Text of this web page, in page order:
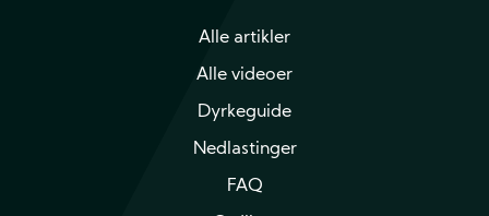
Alle artikler
Alle videoer
Dyrkeguide
Nedlastinger
FAQ